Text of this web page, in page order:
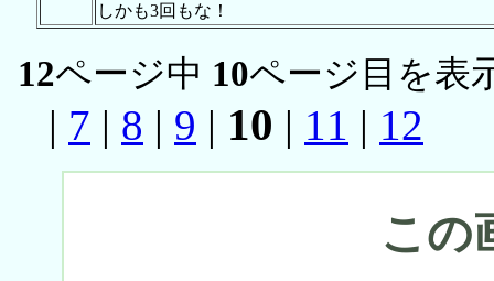
しかも3回もな！
12ページ中 10ページ目を表
| 7 | 8 | 9 | 10 | 11 | 12
この